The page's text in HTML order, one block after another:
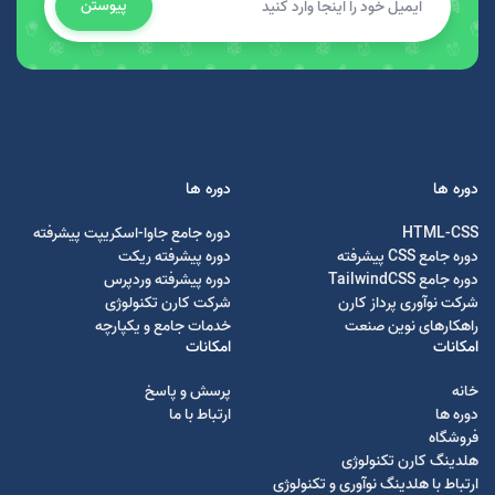
پیوستن
دوره ها
HTML-CSS
دوره جامع CSS پیشرفته
دوره جامع TailwindCSS
شرکت نوآوری پرداز کارن
راهکارهای نوین صنعت
دوره ها
دوره جامع جاوا-اسکریپت پیشرفته
دوره پیشرفته ریکت
دوره پیشرفته وردپرس
شرکت کارن تکنولوژی
خدمات جامع و یکپارچه
امکانات
خانه
دوره ها
فروشگاه
هلدینگ کارن تکنولوژی
ارتباط با هلدینگ نوآوری و تکنولوژی
امکانات
پرسش و پاسخ
ارتباط با ما